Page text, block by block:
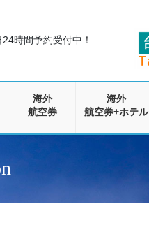
時間予約受付中！
海外
航空券
海外
航空券+ホテル